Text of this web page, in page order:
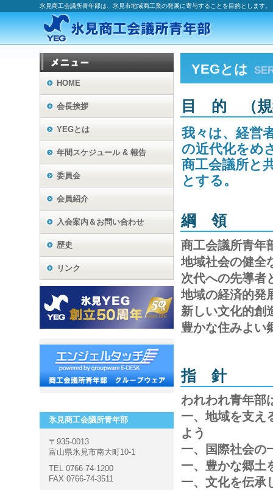
氷見商工会議所青年部は、氷見市地域商工業の発展に寄与することを目的とします。
YEGとは
目 的 （規
我々は、経営
の近代化をめ
商工会議所と
とする。
綱 領
商工会議所青年
地域社会の健全
次代への先導者
地域の経済的発
新しい文化的創
豊かな住みよい
指 針
われわれ青年部
一、地域を支
よう
一、国際社会
一、豊かな郷
一、文化を伝
HOME
会長挨拶
YEGとは
年間スケジュール & 報告
委員会
会員紹介
入会案内＆お問い合わせ
歴史
リンク
氷見商工会議所青年部
〒935-0013
富山県氷見市南大町10-1
TEL 0766-74-1200
FAX 0766-74-3511